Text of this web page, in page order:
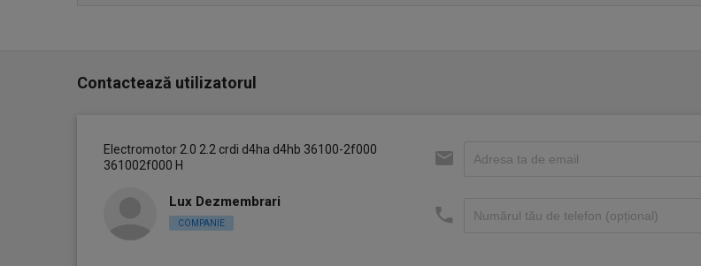
Contactează utilizatorul
Electromotor 2.0 2.2 crdi d4ha d4hb 36100-2f000
361002f000 H
Lux Dezmembrari
COMPANIE